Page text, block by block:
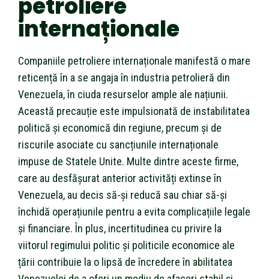
petroliere
internaționale
Companiile petroliere internaționale manifestă o mare
reticență în a se angaja în industria petrolieră din
Venezuela, în ciuda resurselor ample ale națiunii.
Această precauție este impulsionată de instabilitatea
politică și economică din regiune, precum și de
riscurile asociate cu sancțiunile internaționale
impuse de Statele Unite. Multe dintre aceste firme,
care au desfășurat anterior activități extinse în
Venezuela, au decis să-și reducă sau chiar să-și
închidă operațiunile pentru a evita complicațiile legale
și financiare. În plus, incertitudinea cu privire la
viitorul regimului politic și politicile economice ale
țării contribuie la o lipsă de încredere în abilitatea